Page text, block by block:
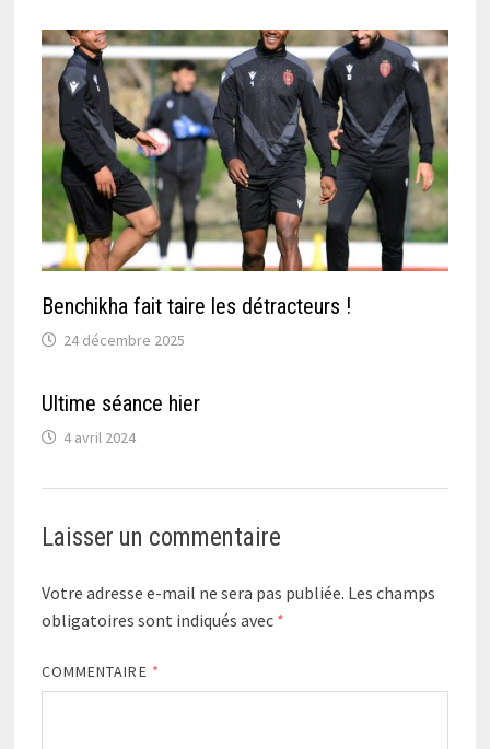
Benchikha fait taire les détracteurs !
24 décembre 2025
Ultime séance hier
4 avril 2024
Laisser un commentaire
Votre adresse e-mail ne sera pas publiée. Les champs
obligatoires sont indiqués avec *
COMMENTAIRE *